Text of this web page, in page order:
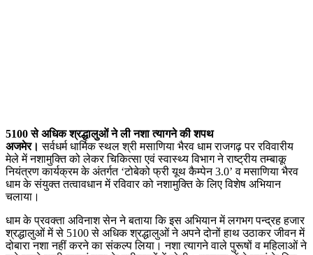
5100 से अधिक श्रद्धालुओं ने ली नशा त्यागने की शपथ
अजमेर। सर्वधर्म धार्मिक स्थल श्री मसाणिया भैरव धाम राजगढ़ पर रविवारीय
मेले में नशामुक्ति को लेकर चिकित्सा एवं स्वास्थ्य विभाग ने राष्ट्रीय तम्बाकू
नियंत्रण कार्यक्रम के अंतर्गत ‘टोबेको फ्री यूथ कैम्पेन 3.0’ व मसाणिया भैरव
धाम के संयुक्त तत्वावधान में रविवार को नशामुक्ति के लिए विशेष अभियान
चलाया।
धाम के प्रवक्ता अविनाश सेन ने बताया कि इस अभियान में लगभग पन्द्रह हजार
श्रद्धालुओं में से 5100 से अधिक श्रद्धालुओं ने अपने दोनों हाथ उठाकर जीवन में
दोबारा नशा नहीं करने का संकल्प लिया। नशा त्यागने वाले पुरूषों व महिलाओं ने